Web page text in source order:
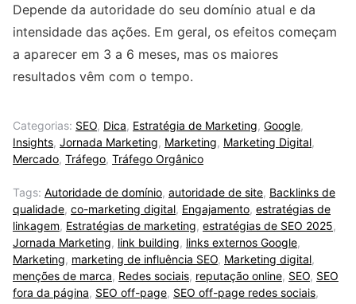
Depende da autoridade do seu domínio atual e da
intensidade das ações. Em geral, os efeitos começam
a aparecer em 3 a 6 meses, mas os maiores
resultados vêm com o tempo.
Categorias: SEO, Dica, Estratégia de Marketing, Google,
Insights, Jornada Marketing, Marketing, Marketing Digital,
Mercado, Tráfego, Tráfego Orgânico
Tags: Autoridade de domínio, autoridade de site, Backlinks de
qualidade, co-marketing digital, Engajamento, estratégias de
linkagem, Estratégias de marketing, estratégias de SEO 2025,
Jornada Marketing, link building, links externos Google,
Marketing, marketing de influência SEO, Marketing digital,
menções de marca, Redes sociais, reputação online, SEO, SEO
fora da página, SEO off-page, SEO off-page redes sociais,